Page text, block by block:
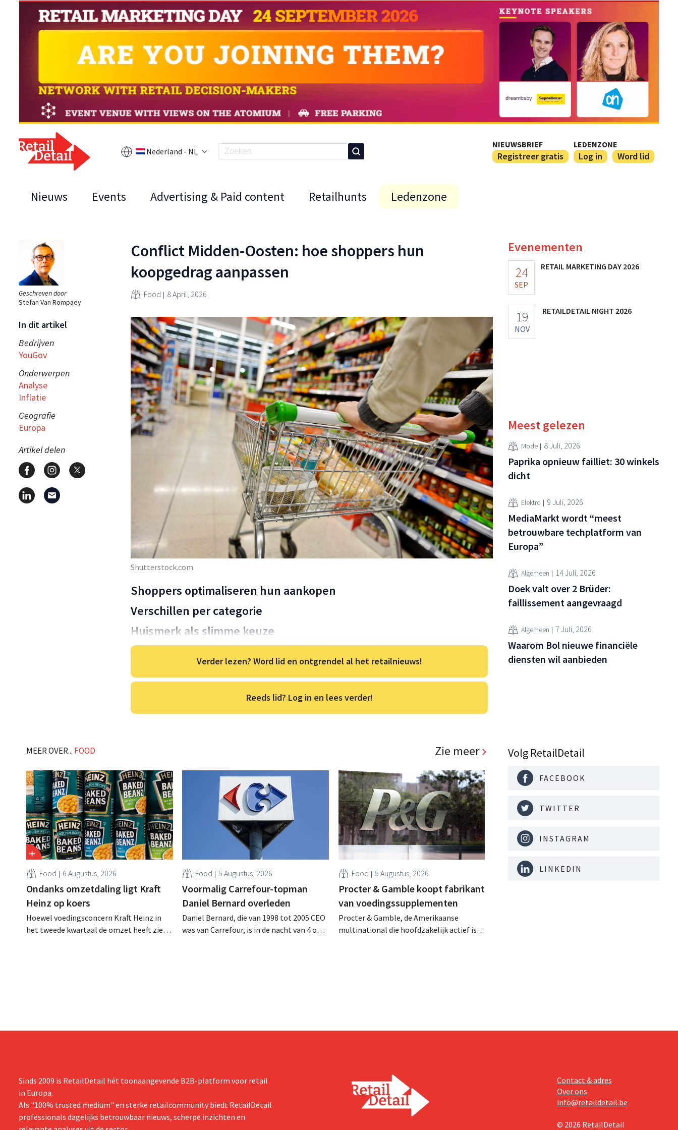
Nederland - NL
NIEUWSBRIEF
Registreer gratis
LEDENZONE
Log in Word lid
Nieuws Events Advertising & Paid content Retailhunts Ledenzone
Geschreven door
Stefan Van Rompaey
In dit artikel
Bedrijven
YouGov
Onderwerpen
Analyse
Inflatie
Geografie
Europa
Artikel delen
Conflict Midden-Oosten: hoe shoppers hun
koopgedrag aanpassen
Food 8 April, 2026
Shutterstock.com
Shoppers optimaliseren hun aankopen
Verschillen per categorie
Huismerk als slimme keuze
Verder lezen? Word lid en ontgrendel al het retailnieuws!
Reeds lid? Log in en lees verder!
MEER OVER... FOOD Zie meer
Food 6 Augustus, 2026
Ondanks omzetdaling ligt Kraft
Heinz op koers
Hoewel voedingsconcern Kraft Heinz in
het tweede kwartaal de omzet heeft zien
Food 5 Augustus, 2026
Voormalig Carrefour-topman
Daniel Bernard overleden
Daniel Bernard, die van 1998 tot 2005 CEO
was van Carrefour, is in de nacht van 4 op 5
Food 5 Augustus, 2026
Procter & Gamble koopt fabrikant
van voedingssupplementen
Procter & Gamble, de Amerikaanse
multinational die hoofdzakelijk actief is in
Evenementen
24
SEP
RETAIL MARKETING DAY 2026
19
NOV
RETAILDETAIL NIGHT 2026
Meest gelezen
Mode 8 Juli, 2026
Paprika opnieuw failliet: 30 winkels
dicht
Elektro 9 Juli, 2026
MediaMarkt wordt “meest
betrouwbare techplatform van
Europa”
Algemeen 14 Juli, 2026
Doek valt over 2 Brüder:
faillissement aangevraagd
Algemeen 7 Juli, 2026
Waarom Bol nieuwe financiële
diensten wil aanbieden
Volg RetailDetail
FACEBOOK
TWITTER
INSTAGRAM
LINKEDIN
Sinds 2009 is RetailDetail hét toonaangevende B2B-platform voor retail
in Europa.
Als "100% trusted medium" en sterke retailcommunity biedt RetailDetail
professionals dagelijks betrouwbaar nieuws, scherpe inzichten en
Contact & adres
Over ons
info@retaildetail.be
© 2026 RetailDetail